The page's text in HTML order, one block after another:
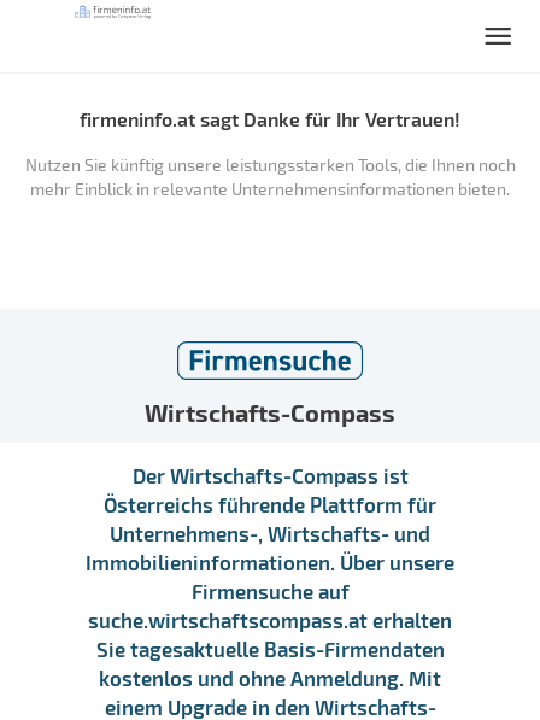
firmeninfo.at sagt Danke für Ihr Vertrauen!
Nutzen Sie künftig unsere leistungsstarken Tools, die Ihnen noch
mehr Einblick in relevante Unternehmensinformationen bieten.
Wirtschafts-Compass
Der Wirtschafts-Compass ist
Österreichs führende Plattform für
Unternehmens-, Wirtschafts- und
Immobilieninformationen. Über unsere
Firmensuche auf
suche.wirtschaftscompass.at erhalten
Sie tagesaktuelle Basis-Firmendaten
kostenlos und ohne Anmeldung. Mit
einem Upgrade in den Wirtschafts-